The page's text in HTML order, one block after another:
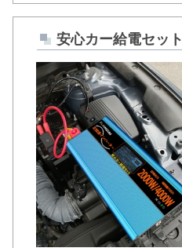
安心カー給電セット